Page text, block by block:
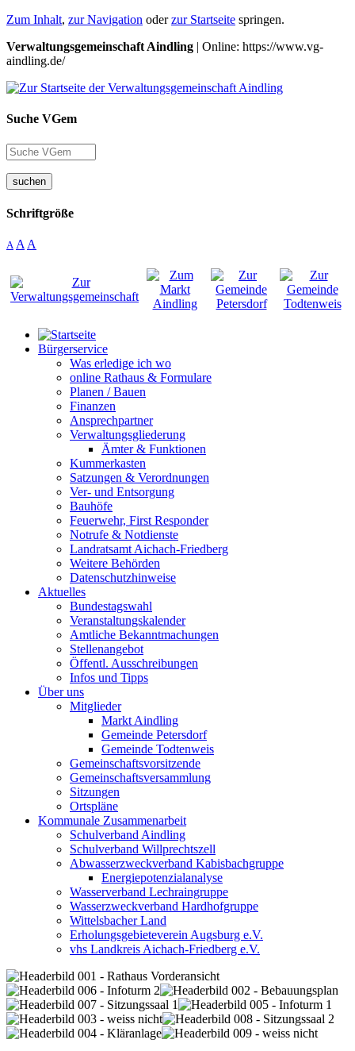
Zum Inhalt, zur Navigation oderzur Startseite springen.
Verwaltungsgemeinschaft Aindling | Online: https://www.vg-
aindling.de/
Suche VGem
suchen
Schriftgröße
A A A
Bürgerservice
Was erledige ich wo
online Rathaus & Formulare
Planen / Bauen
Finanzen
Ansprechpartner
Verwaltungsgliederung
Ämter & Funktionen
Kummerkasten
Satzungen & Verordnungen
Ver- und Entsorgung
Bauhöfe
Feuerwehr, First Responder
Notrufe & Notdienste
Landratsamt Aichach-Friedberg
Weitere Behörden
Datenschutzhinweise
Aktuelles
Bundestagswahl
Veranstaltungskalender
Amtliche Bekanntmachungen
Stellenangebot
Öffentl. Ausschreibungen
Infos und Tipps
Über uns
Mitglieder
Markt Aindling
Gemeinde Petersdorf
Gemeinde Todtenweis
Gemeinschaftsvorsitzende
Gemeinschaftsversammlung
Sitzungen
Ortspläne
Kommunale Zusammenarbeit
Schulverband Aindling
Schulverband Willprechtszell
Abwasserzweckverband Kabisbachgruppe
Energiepotenzialanalyse
Wasserverband Lechraingruppe
Wasserzweckverband Hardhofgruppe
Wittelsbacher Land
Erholungsgebieteverein Augsburg e.V.
vhs Landkreis Aichach-Friedberg e.V.